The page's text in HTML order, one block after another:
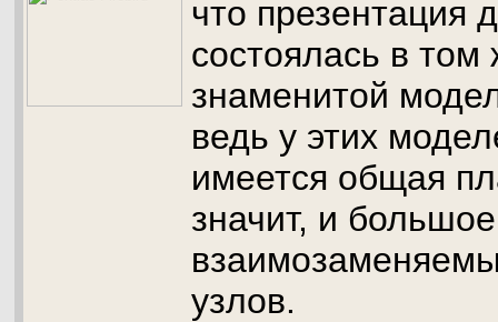
что презентация
состоялась в том
знаменитой
ведь у этих
имеется общая
значит, и
узлов.